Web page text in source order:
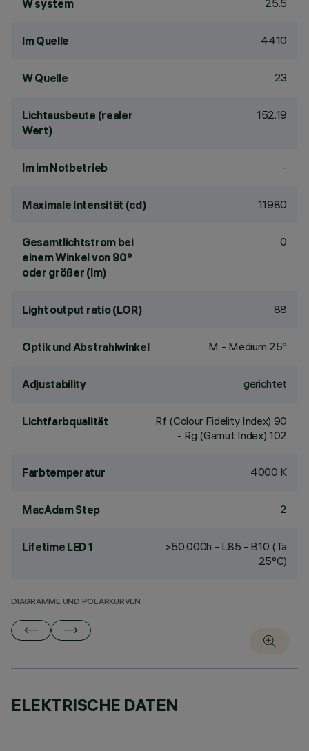
W system 25.5
lm Quelle 4410
W Quelle 23
Lichtausbeute (realer
Wert)
152.19
lm im Notbetrieb -
Maximale Intensität (cd) 11980
Gesamtlichtstrom bei
einem Winkel von 90°
oder größer (lm)
0
Light output ratio (LOR) 88
Optik und Abstrahlwinkel M - Medium 25°
Adjustability gerichtet
Lichtfarbqualität
Rf (Colour Fidelity Index) 90
- Rg (Gamut Index) 102
Farbtemperatur 4000 K
MacAdam Step 2
Lifetime LED 1
>50,000h - L85 - B10 (Ta
25°C)
DIAGRAMME UND POLARKURVEN
ELEKTRISCHE DATEN